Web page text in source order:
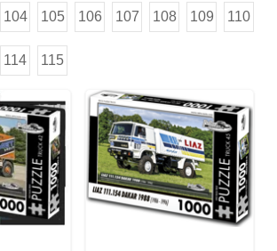
104 105 106 107 108 109 110
114 115